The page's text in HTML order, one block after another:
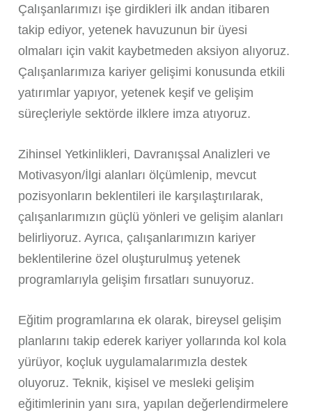
Çalışanlarımızı işe girdikleri ilk andan itibaren
takip ediyor, yetenek havuzunun bir üyesi
olmaları için vakit kaybetmeden aksiyon alıyoruz.
Çalışanlarımıza kariyer gelişimi konusunda etkili
yatırımlar yapıyor, yetenek keşif ve gelişim
süreçleriyle sektörde ilklere imza atıyoruz.
Zihinsel Yetkinlikleri, Davranışsal Analizleri ve
Motivasyon/İlgi alanları ölçümlenip, mevcut
pozisyonların beklentileri ile karşılaştırılarak,
çalışanlarımızın güçlü yönleri ve gelişim alanları
belirliyoruz. Ayrıca, çalışanlarımızın kariyer
beklentilerine özel oluşturulmuş yetenek
programlarıyla gelişim fırsatları sunuyoruz.
Eğitim programlarına ek olarak, bireysel gelişim
planlarını takip ederek kariyer yollarında kol kola
yürüyor, koçluk uygulamalarımızla destek
oluyoruz. Teknik, kişisel ve mesleki gelişim
eğitimlerinin yanı sıra, yapılan değerlendirmelere